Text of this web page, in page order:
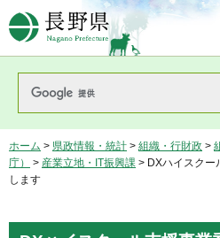
長野県Nagano
ホーム > 県政情報・統計 > 組織・行財政 >
庁）
> 産業立地・IT振興課 > DXハイスクー
します